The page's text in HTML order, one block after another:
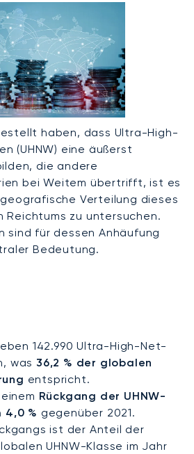
haben, dass Ultra-High-
(UHNW) eine äußerst
die andere
bei Weitem übertrifft, ist es
Verteilung dieses
Reichtums zu untersuchen.
sind für dessen Anhäufung
Bedeutung.
142.990 Ultra-High-Net-
was 36,2 % der globalen
entspricht.
Rückgang der UHNW-
4,0 % gegenüber 2021.
ist der Anteil der
UHNW-Klasse im Jahr